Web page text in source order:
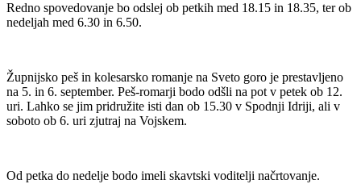
Redno spovedovanje bo odslej ob petkih med 18.15 in 18.35, ter ob
nedeljah med 6.30 in 6.50.
Župnijsko peš in kolesarsko romanje na Sveto goro je prestavljeno
na 5. in 6. september. Peš-romarji bodo odšli na pot v petek ob 12.
uri. Lahko se jim pridružite isti dan ob 15.30 v Spodnji Idriji, ali v
soboto ob 6. uri zjutraj na Vojskem.
Od petka do nedelje bodo imeli skavtski voditelji načrtovanje.